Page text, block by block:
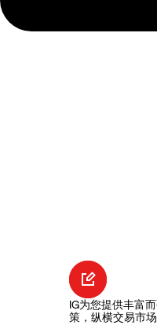
IG为您提供丰富
策，纵横交易市场